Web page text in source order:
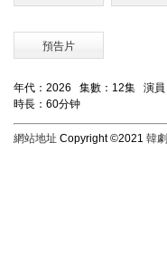
預告片
年代：2026 集數：12集 演員
時長：60分钟
網站地址 Copyright ©2021 韓